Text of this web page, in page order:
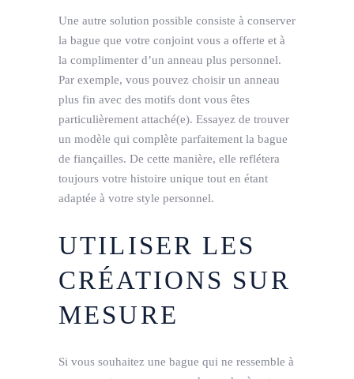
Une autre solution possible consiste à conserver
la bague que votre conjoint vous a offerte et à
la complimenter d’un anneau plus personnel.
Par exemple, vous pouvez choisir un anneau
plus fin avec des motifs dont vous êtes
particulièrement attaché(e). Essayez de trouver
un modèle qui complète parfaitement la bague
de fiançailles. De cette manière, elle reflétera
toujours votre histoire unique tout en étant
adaptée à votre style personnel.
UTILISER LES
CRÉATIONS SUR
MESURE
Si vous souhaitez une bague qui ne ressemble à